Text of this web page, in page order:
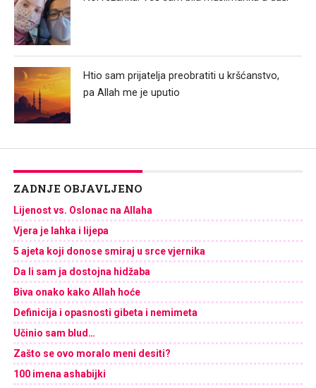
Htio sam prijatelja preobratiti u kršćanstvo,
pa Allah me je uputio
ZADNJE OBJAVLJENO
Lijenost vs. Oslonac na Allaha
Vjera je lahka i lijepa
5 ajeta koji donose smiraj u srce vjernika
Da li sam ja dostojna hidžaba
Biva onako kako Allah hoće
Definicija i opasnosti gibeta i nemimeta
Učinio sam blud…
Zašto se ovo moralo meni desiti?
100 imena ashabijki